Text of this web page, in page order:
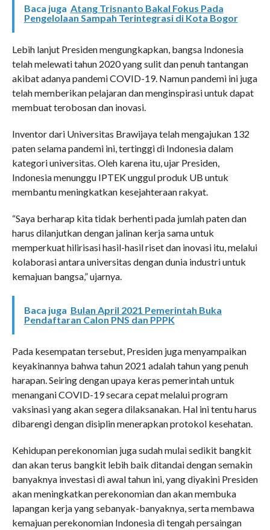
Baca juga Atang Trisnanto Bakal Fokus Pada
Pengelolaan Sampah Terintegrasi di Kota Bogor
Lebih lanjut Presiden mengungkapkan, bangsa Indonesia
telah melewati tahun 2020 yang sulit dan penuh tantangan
akibat adanya pandemi COVID-19. Namun pandemi ini juga
telah memberikan pelajaran dan menginspirasi untuk dapat
membuat terobosan dan inovasi.
Inventor dari Universitas Brawijaya telah mengajukan 132
paten selama pandemi ini, tertinggi di Indonesia dalam
kategori universitas. Oleh karena itu, ujar Presiden,
Indonesia menunggu IPTEK unggul produk UB untuk
membantu meningkatkan kesejahteraan rakyat.
“Saya berharap kita tidak berhenti pada jumlah paten dan
harus dilanjutkan dengan jalinan kerja sama untuk
memperkuat hilirisasi hasil-hasil riset dan inovasi itu, melalui
kolaborasi antara universitas dengan dunia industri untuk
kemajuan bangsa,” ujarnya.
Baca juga Bulan April 2021 Pemerintah Buka
Pendaftaran Calon PNS dan PPPK
Pada kesempatan tersebut, Presiden juga menyampaikan
keyakinannya bahwa tahun 2021 adalah tahun yang penuh
harapan. Seiring dengan upaya keras pemerintah untuk
menangani COVID-19 secara cepat melalui program
vaksinasi yang akan segera dilaksanakan. Hal ini tentu harus
dibarengi dengan disiplin menerapkan protokol kesehatan.
Kehidupan perekonomian juga sudah mulai sedikit bangkit
dan akan terus bangkit lebih baik ditandai dengan semakin
banyaknya investasi di awal tahun ini, yang diyakini Presiden
akan meningkatkan perekonomian dan akan membuka
lapangan kerja yang sebanyak-banyaknya, serta membawa
kemajuan perekonomian Indonesia di tengah persaingan